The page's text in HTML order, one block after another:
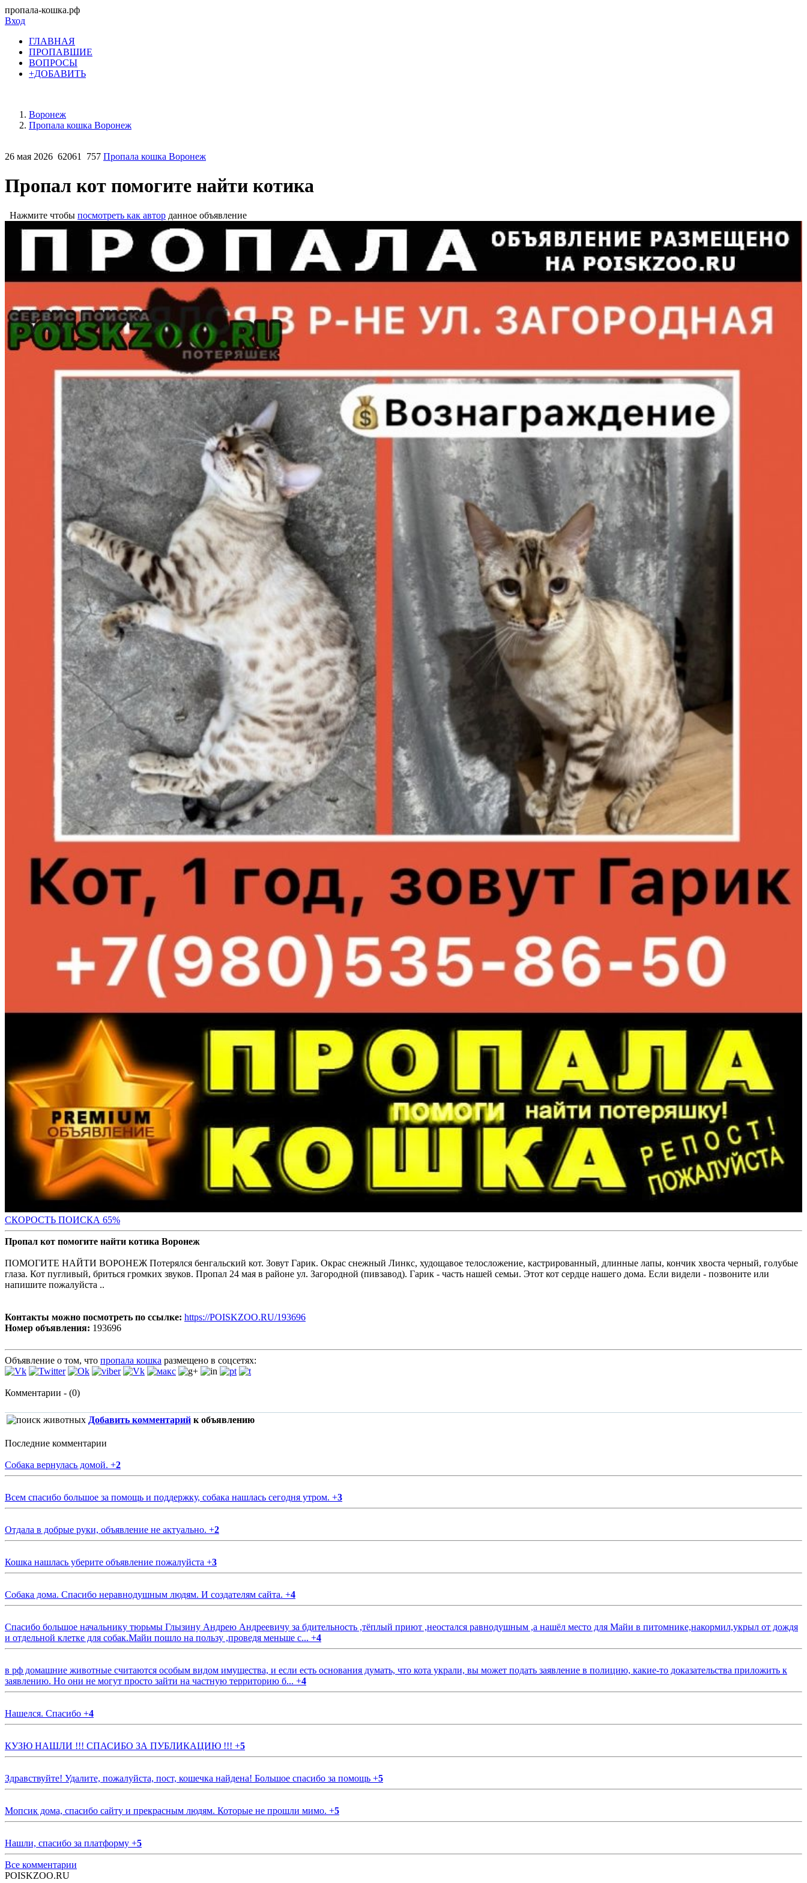
пропала-кошка.рф
Вход
ГЛАВНАЯ
ПРОПАВШИЕ
ВОПРОСЫ
+ДОБАВИТЬ
Воронеж
Пропала кошка Воронеж
26 мая 2026 62061 757 Пропала кошка Воронеж
Пропал кот помогите найти котика
Нажмите чтобы посмотреть как автор данное объявление
СКОРОСТЬ ПОИСКА 65%
Пропал кот помогите найти котика Воронеж
ПОМОГИТЕ НАЙТИ ВОРОНЕЖ Потерялся бенгальский кот. Зовут Гарик. Окрас снежный Линкс, худощавое телосложение, кастрированный, длинные лапы, кончик хвоста черный, голубые
глаза. Кот пугливый, бриться громких звуков. Пропал 24 мая в районе ул. Загородной (пивзавод). Гарик - часть нашей семьи. Этот кот сердце нашего дома. Если видели - позвоните или
напишите пожалуйста ..
Контакты можно посмотреть по ссылке: https://POISKZOO.RU/193696
Номер объявления: 193696
Объявление о том, что пропала кошка размещено в соцсетях:
Комментарии - (0)
Добавить комментарий к объявлению
Последние комментарии
Собака вернулась домой. +2
Всем спасибо большое за помощь и поддержку, собака нашлась сегодня утром. +3
Отдала в добрые руки, объявление не актуально. +2
Кошка нашлась уберите объявление пожалуйста +3
Собака дома. Спасибо неравнодушным людям. И создателям сайта. +4
Спасибо большое начальнику тюрьмы Глызину Андрею Андреевичу за бдительность ,тёплый приют ,неостался равнодушным ,а нашёл место для Майи в питомнике,накормил,укрыл от дождя
и отдельной клетке для собак.Майи пошло на пользу ,проведя меньше с... +4
в рф домашние животные считаются особым видом имущества, и если есть основания думать, что кота украли, вы может подать заявление в полицию, какие-то доказательства приложить к
заявлению. Но они не могут просто зайти на частную территорию б... +4
Нашелся. Спасибо +4
КУЗЮ НАШЛИ !!! СПАСИБО ЗА ПУБЛИКАЦИЮ !!! +5
Здравствуйте! Удалите, пожалуйста, пост, кошечка найдена! Большое спасибо за помощь +5
Мопсик дома, спасибо сайту и прекрасным людям. Которые не прошли мимо. +5
Нашли, спасибо за платформу +5
Все комментарии
POISKZOO.RU